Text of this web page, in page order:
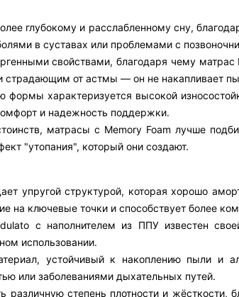
глубокому и расслабленному сну,
в суставах или проблемами с
свойствами, благодаря чему
страдающим от астмы — он не накапливает
формы характеризуется высокой
и надежность поддержки.
матрасы с Memory Foam лучше
"утопания", который они создают.
упругой структурой, которая хорошо
на ключевые точки и способствует более
с наполнителем из ППУ известен
использовании.
устойчивый к накоплению пыли и
или заболеваниями дыхательных путей.
различную степень плотности и жёсткости,